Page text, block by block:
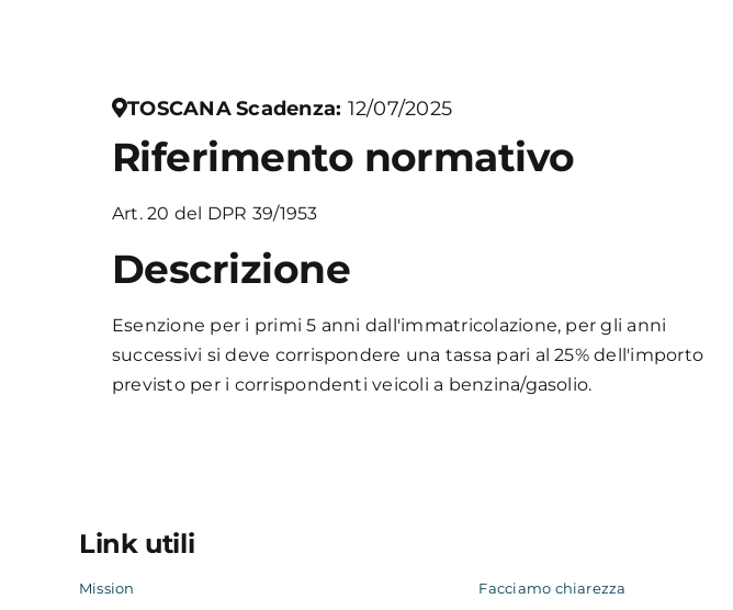
TOSCANAScadenza: 12/07/2025
Riferimento normativo
Art. 20 del DPR 39/1953
Descrizione
Esenzione per i primi 5 anni dall'immatricolazione, per gli anni
successivi si deve corrispondere una tassa pari al 25% dell'importo
previsto per i corrispondenti veicoli a benzina/gasolio.
Link utili
Mission Facciamo chiarezza